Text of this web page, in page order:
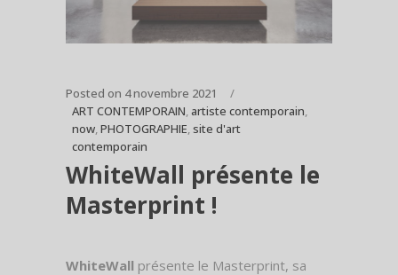
Posted on 4 novembre 2021
ART CONTEMPORAIN, artiste contemporain,
now,PHOTOGRAPHIE,site d'art
contemporain
WhiteWall présente le
Masterprint !
WhiteWall présente le Masterprint, sa